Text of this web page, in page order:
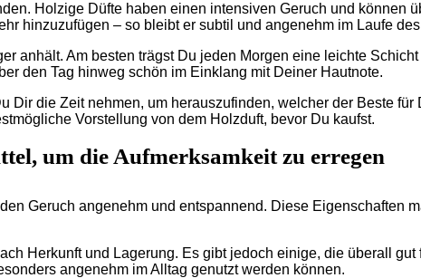
Holzige Düfte haben einen intensiven Geruch und können
hinzuzufügen – so bleibt er subtil und angenehm im Laufe des
anhält. Am besten trägst Du jeden Morgen eine leichte
den Tag hinweg schön im Einklang mit Deiner Hautnote.
die Zeit nehmen, um herauszufinden, welcher der Beste
Vorstellung von dem Holzduft, bevor Du kaufst.
um die Aufmerksamkeit zu erregen
Geruch angenehm und entspannend. Diese Eigenschaften
Herkunft und Lagerung. Es gibt jedoch einige, die überall
angenehm im Alltag genutzt werden können.